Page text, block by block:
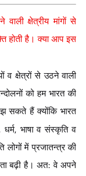
वाली क्षेत्रीय मांगों से
होती है। क्या आप इस
व क्षेत्रों से उठने वाली
को हम भारत की
सकते हैं क्योंकि भारत
धर्म, भाषा व संस्कृति व
लोगों में प्रजातन्त्र की
बढ़ी है। अत: वे अपने